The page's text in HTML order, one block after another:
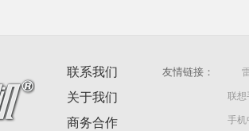
联系我们
关于我们
商务合作
友情链接：
联想
手机